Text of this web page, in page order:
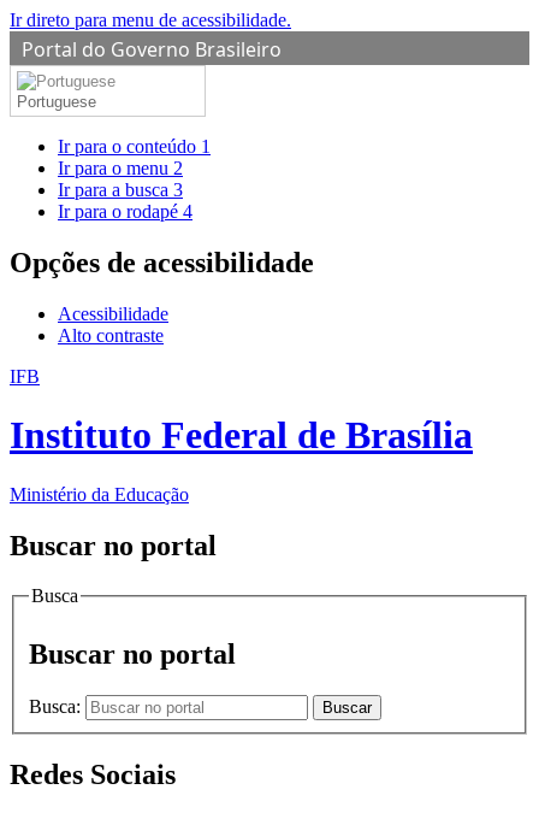
Ir direto para menu de acessibilidade.
Portal do Governo Brasileiro
Portuguese
Ir para o conteúdo 1
Ir para o menu 2
Ir para a busca 3
Ir para o rodapé 4
Opções de acessibilidade
Acessibilidade
Alto contraste
IFB
Instituto Federal de Brasília
Ministério da Educação
Buscar no portal
Busca
Buscar no portal
Busca: Buscar
Redes Sociais